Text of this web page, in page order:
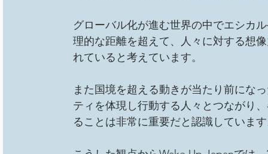
セルフケアプロジェクト 教材開発 SDGカフ
その他イベント 移民難民と共に生きる
グローバル化が進む世界の中でエシカ
理的な距離を超えて、人々に対する想
れていると考えています。
また国境を超える動きが当たり前にな
ティを体現し行動する人々とつながり
ることは非常に重要だと認識していま